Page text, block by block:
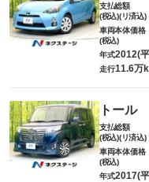
支払総額
(税込)(リ済込)
車両本体価格
(税込)
年式2012(
走行11.6万
トール
支払総額
(税込)(リ済込)
車両本体価格
(税込)
年式2017(